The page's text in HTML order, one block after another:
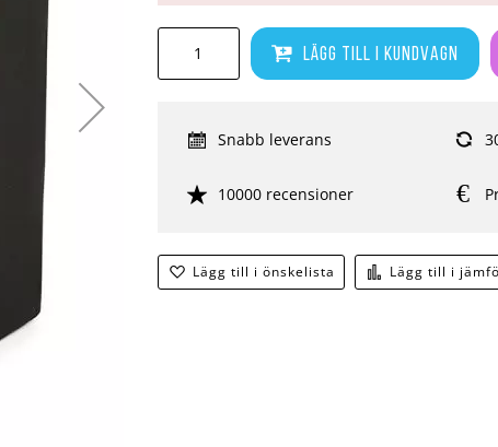
Lägg till i kundvagn
Lägg till i önskelista Lägg till i
Snabb leverans
10000 recensioner